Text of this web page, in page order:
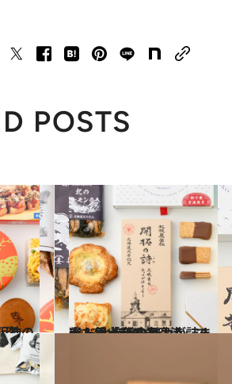
POSTS
2023.4.25
大人気「新千歳空港」で選ぶ 北海道の魅力が詰まった手土産10品
旅＆お出かけ